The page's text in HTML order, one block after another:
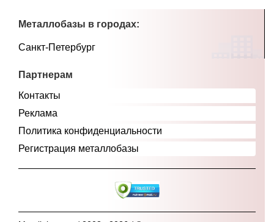
Металлобазы в городах:
Санкт-Петербург
Партнерам
Контакты
Реклама
Политика конфиденциальности
Регистрация металлобазы